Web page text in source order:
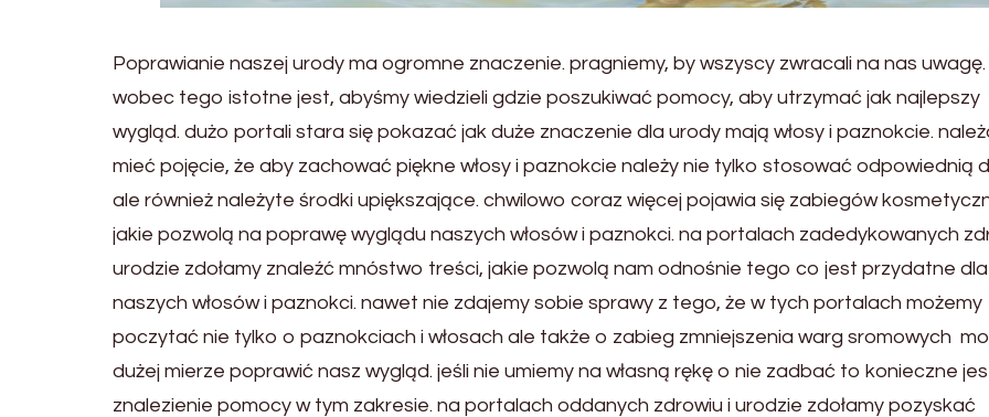
Poprawianie naszej urody ma ogromne znaczenie. pragniemy, by wszyscy zwracali na nas uwagę.
wobec tego istotne jest, abyśmy wiedzieli gdzie poszukiwać pomocy, aby utrzymać jak najlepszy
wygląd. dużo portali stara się pokazać jak duże znaczenie dla urody mają włosy i paznokcie.
mieć pojęcie, że aby zachować piękne włosy i paznokcie należy nie tylko stosować odpowiednią
ale również należyte środki upiększające. chwilowo coraz więcej pojawia się zabiegów
jakie pozwolą na poprawę wyglądu naszych włosów i paznokci. na portalach zadedykowanych
urodzie zdołamy znaleźć mnóstwo treści, jakie pozwolą nam odnośnie tego co jest przydatne dla
naszych włosów i paznokci. nawet nie zdajemy sobie sprawy z tego, że w tych portalach możemy
poczytać nie tylko o paznokciach i włosach ale także o zabieg zmniejszenia warg sromowych
dużej mierze poprawić nasz wygląd. jeśli nie umiemy na własną rękę o nie zadbać to konieczne
znalezienie pomocy w tym zakresie. na portalach oddanych zdrowiu i urodzie zdołamy pozyskać